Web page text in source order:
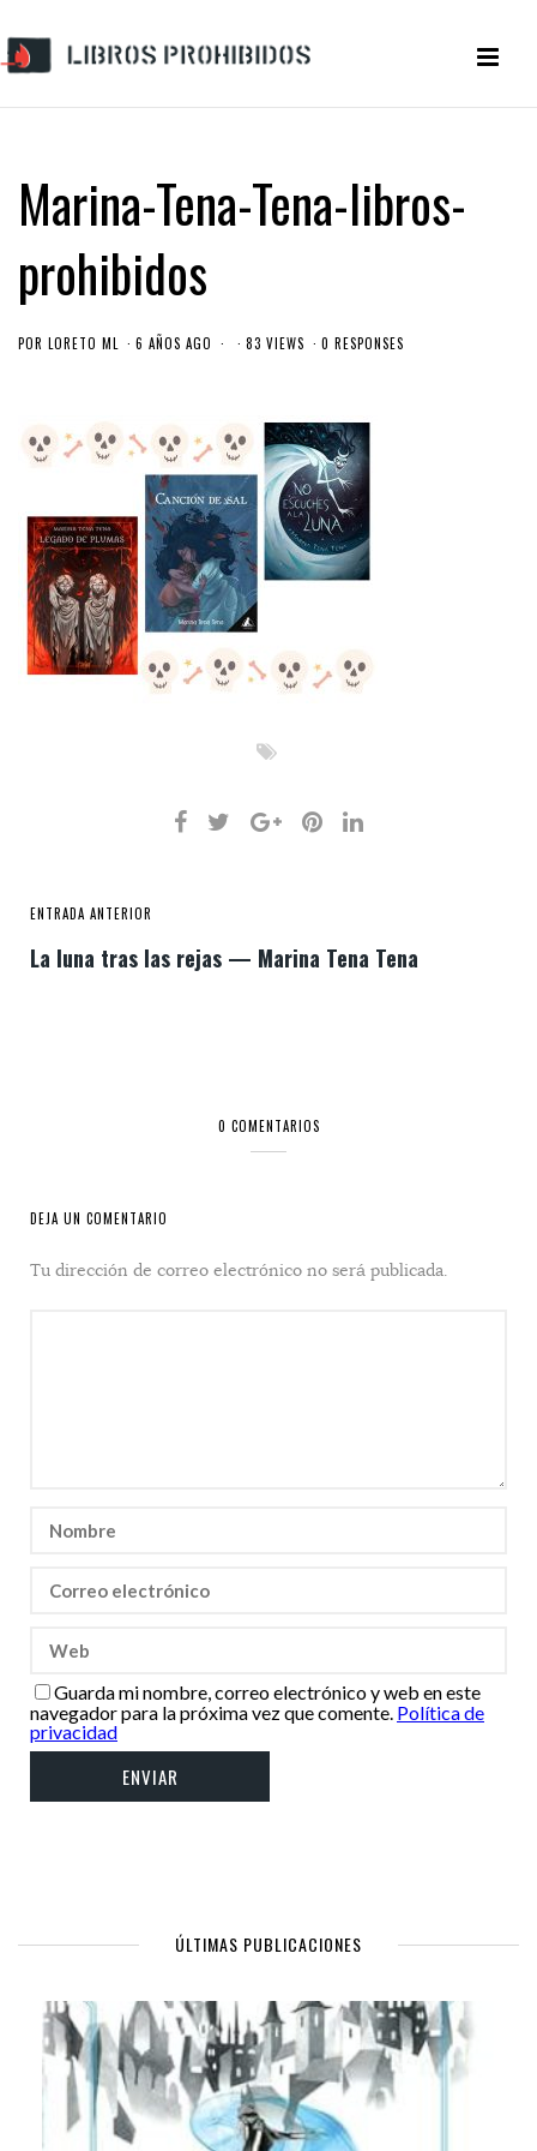
Marina-Tena-Tena-libros-
prohibidos
POR LORETO ML 6 AÑOS AGO 83 VIEWS 0 RESPONSES
ENTRADA ANTERIOR
La luna tras las rejas — Marina Tena Tena
0 COMENTARIOS
DEJA UN COMENTARIO
Tu dirección de correo electrónico no será publicada.
Guarda mi nombre, correo electrónico y web en este
navegador para la próxima vez que comente. Política de
privacidad
ÚLTIMAS PUBLICACIONES